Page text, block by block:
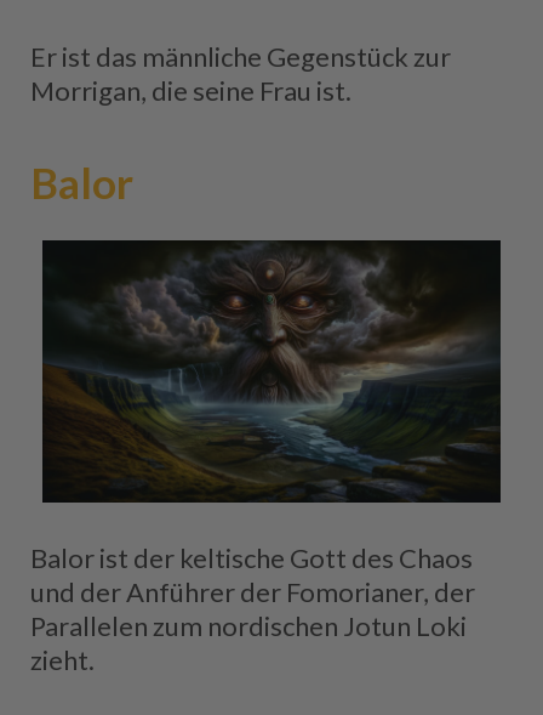
Er ist das männliche Gegenstück zur
Morrigan, die seine Frau ist.
Balor
Balor ist der keltische Gott des Chaos
und der Anführer der Fomorianer, der
Parallelen zum nordischen Jotun Loki
zieht.